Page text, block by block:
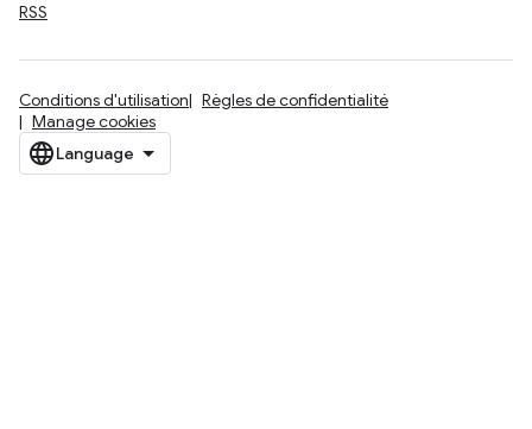
RSS
Conditions d'utilisation
Règles de confidentialité
Manage cookies